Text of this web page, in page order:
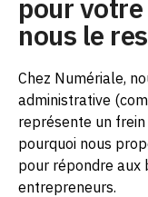
pour
nous le
Chez Numériale,
administrative
représente un
pourquoi nous
pour répondre aux
entrepreneurs.